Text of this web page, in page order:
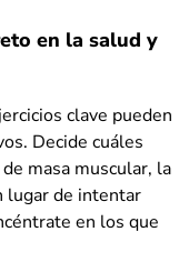
en la salud y
clave pueden
Decide cuáles
masa muscular, la
lugar de intentar
en los que